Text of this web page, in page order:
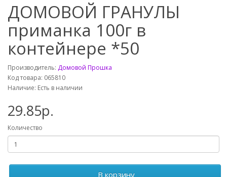
ДОМОВОЙ ГРАНУЛЫ
приманка 100г в
контейнере *50
Производитель: Домовой Прошка
Код товара: 065810
Наличие: Есть в наличии
29.85р.
Количество
В корзину